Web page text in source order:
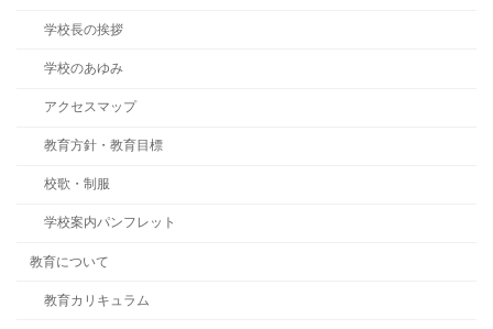
学校長の挨拶
学校のあゆみ
アクセスマップ
教育方針・教育目標
校歌・制服
学校案内パンフレット
教育について
教育カリキュラム